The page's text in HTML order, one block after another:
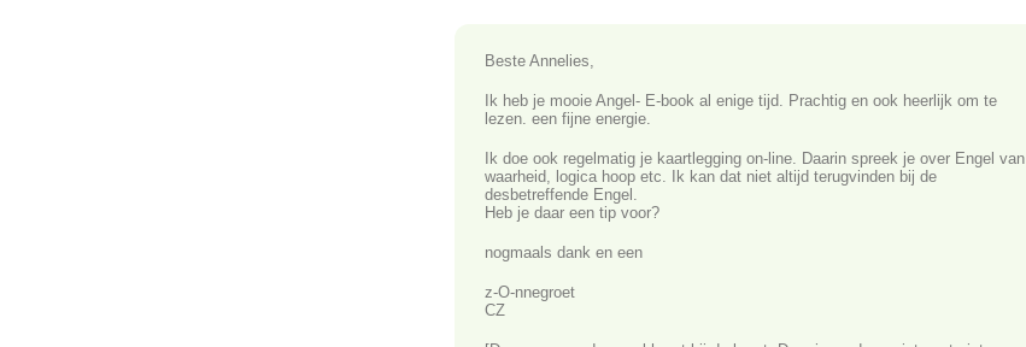
Beste Annelies,
Ik heb je mooie Angel- E-book al enige tijd. Prachtig en ook heerlijk om te
lezen. een fijne energie.
Ik doe ook regelmatig je kaartlegging on-line. Daarin spreek je over Engel van
waarheid, logica hoop etc. Ik kan dat niet altijd terugvinden bij de
desbetreffende Engel.
Heb je daar een tip voor?
nogmaals dank en een
z-O-nnegroet
CZ